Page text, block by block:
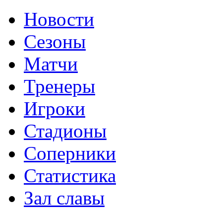
Новости
Сезоны
Матчи
Тренеры
Игроки
Стадионы
Соперники
Статистика
Зал славы